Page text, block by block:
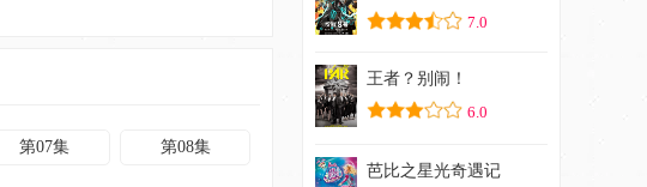
第07集 第08集
7.0
王者？别闹！
6.0
芭比之星光奇遇记